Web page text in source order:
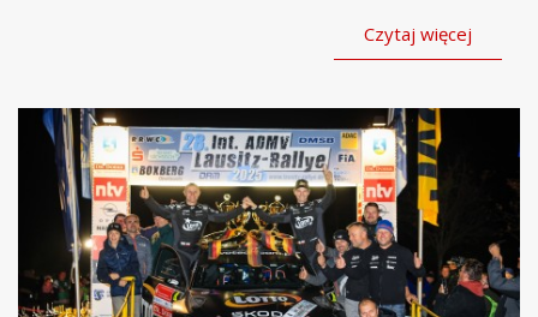
Czytaj więcej